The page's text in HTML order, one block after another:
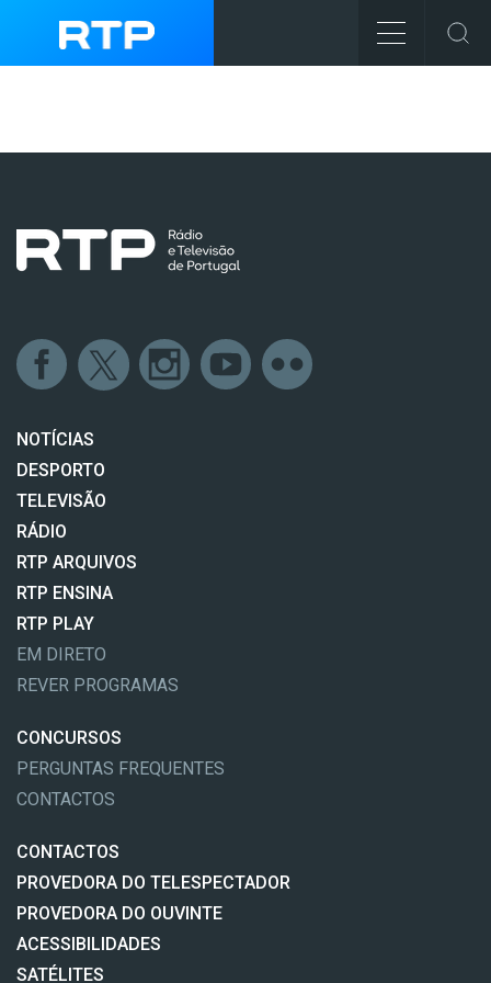
NOTÍCIAS
DESPORTO
TELEVISÃO
RÁDIO
RTP ARQUIVOS
RTP ENSINA
RTP PLAY
EM DIRETO
REVER PROGRAMAS
CONCURSOS
PERGUNTAS FREQUENTES
CONTACTOS
CONTACTOS
PROVEDORA DO TELESPECTADOR
PROVEDORA DO OUVINTE
ACESSIBILIDADES
SATÉLITES